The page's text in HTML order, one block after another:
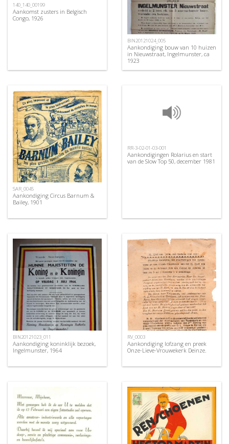
140_140_00199
Aankomst zusters in Belgisch
Congo, 1926
BIN20121024_005
Aankondiging bouw van 10 huizen
in Nieuwstraat, Ingelmunster, ca
1923
SAR_0045
Aankondiging Circus Barnum &
Bailey, 1901
RR-3-02-01-03-001
Aankondigingen Rolarius en start
van de Slow Top 50, december 1981
BIN20121023_011
Aankondiging koninklijk bezoek,
Ingelmunster, 1964
RV_0003
Aankondiging lofzang en preek
Onze-Lieve-Vrouwekerk Deinze.